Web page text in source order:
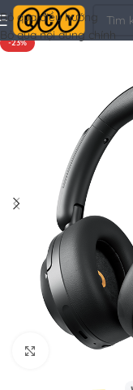
Bỏ qua điều hướng
Bỏ qua nội dung chính
Dual Driver Units,
-23%
Nhấp để phóng to